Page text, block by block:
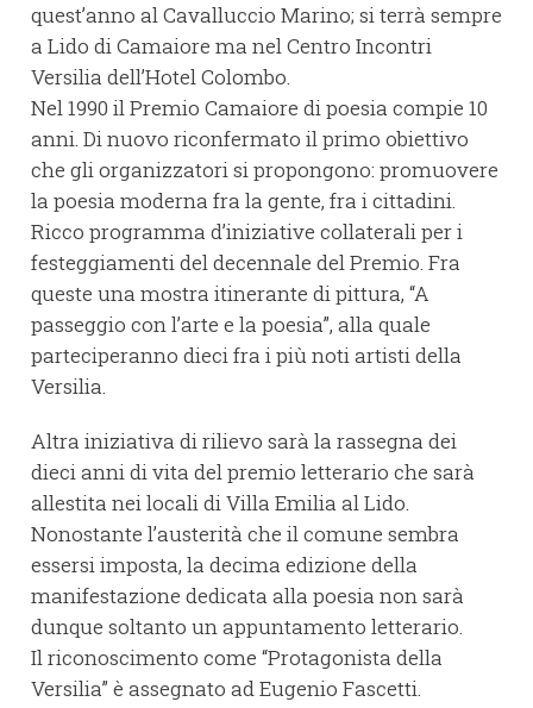
quest’anno al Cavalluccio Marino; si terrà sempre
a Lido di Camaiore ma nel Centro Incontri
Versilia dell’Hotel Colombo.
Nel 1990 il Premio Camaiore di poesia compie 10
anni. Di nuovo riconfermato il primo obiettivo
che gli organizzatori si propongono: promuovere
la poesia moderna fra la gente, fra i cittadini.
Ricco programma d’iniziative collaterali per i
festeggiamenti del decennale del Premio. Fra
queste una mostra itinerante di pittura, “A
passeggio con l’arte e la poesia”, alla quale
parteciperanno dieci fra i più noti artisti della
Versilia.
Altra iniziativa di rilievo sarà la rassegna dei
dieci anni di vita del premio letterario che sarà
allestita nei locali di Villa Emilia al Lido.
Nonostante l’austerità che il comune sembra
essersi imposta, la decima edizione della
manifestazione dedicata alla poesia non sarà
dunque soltanto un appuntamento letterario.
Il riconoscimento come “Protagonista della
Versilia” è assegnato ad Eugenio Fascetti.